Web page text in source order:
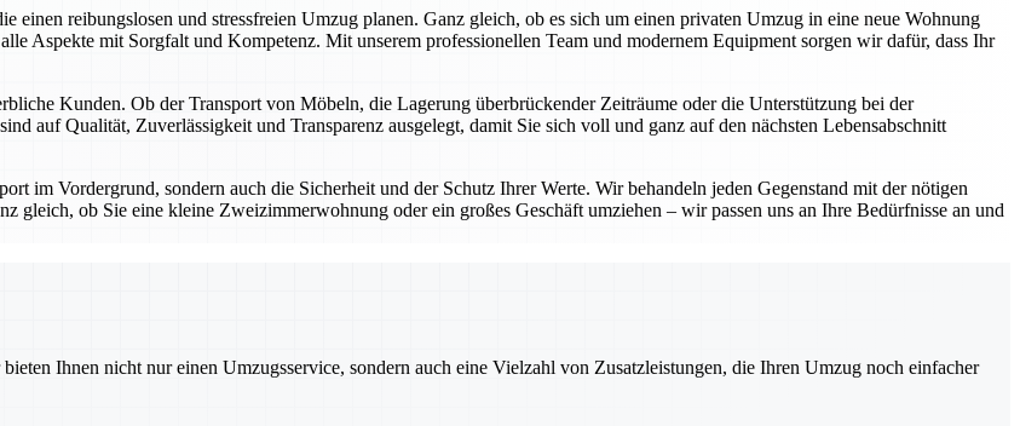
einen reibungslosen und stressfreien Umzug planen. Ganz gleich, ob es sich um einen privaten Umzug in eine neue Wohnung
Aspekte mit Sorgfalt und Kompetenz. Mit unserem professionellen Team und modernem Equipment sorgen wir dafür, dass Ihr
Kunden. Ob der Transport von Möbeln, die Lagerung überbrückender Zeiträume oder die Unterstützung bei der
auf Qualität, Zuverlässigkeit und Transparenz ausgelegt, damit Sie sich voll und ganz auf den nächsten Lebensabschnitt
im Vordergrund, sondern auch die Sicherheit und der Schutz Ihrer Werte. Wir behandeln jeden Gegenstand mit der nötigen
gleich, ob Sie eine kleine Zweizimmerwohnung oder ein großes Geschäft umziehen – wir passen uns an Ihre Bedürfnisse an und
Ihnen nicht nur einen Umzugsservice, sondern auch eine Vielzahl von Zusatzleistungen, die Ihren Umzug noch einfacher